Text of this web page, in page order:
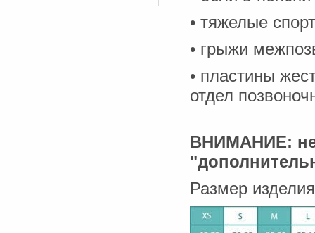
• тяжелые
• грыжи
• пластины
отдел
ВНИМАНИЕ: не
Размер